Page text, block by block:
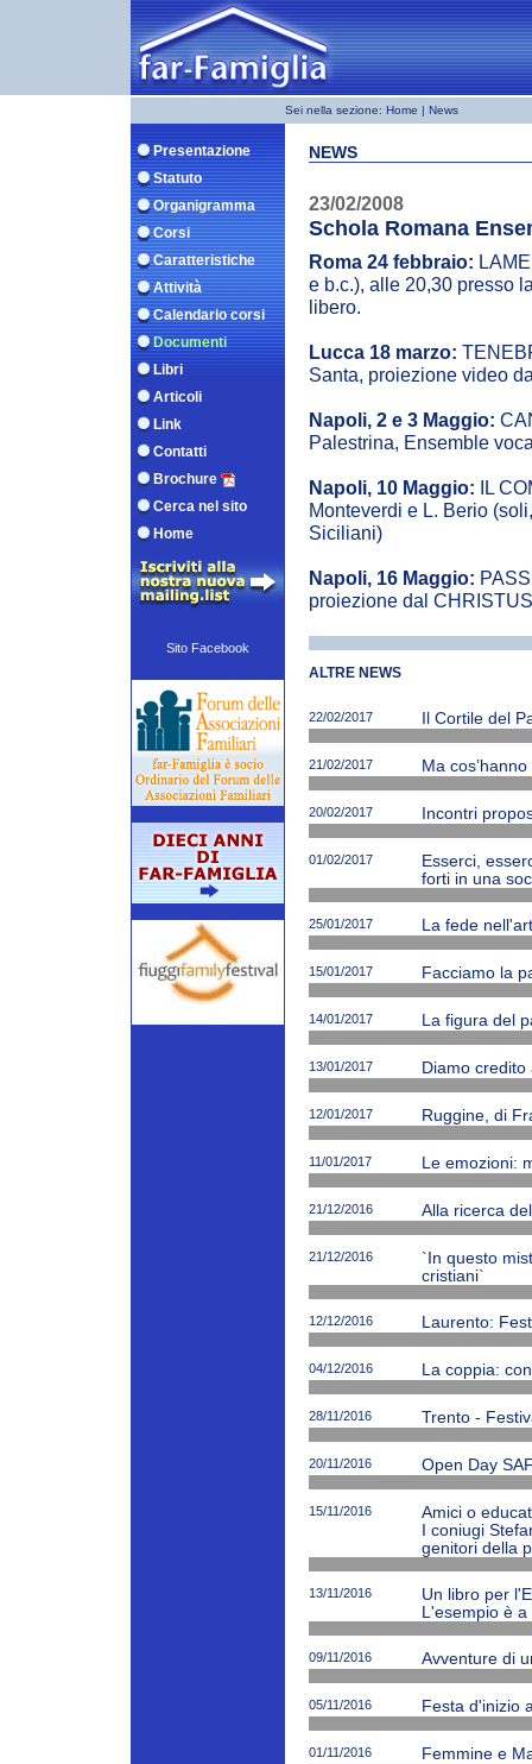
Sei nella sezione: Home | News
Presentazione
Statuto
Organigramma
Corsi
Caratteristiche
Attività
Calendario corsi
Documenti
Libri
Articoli
Link
Contatti
Brochure
Cerca nel sito
Home
Sito Facebook
NEWS
23/02/2008
Schola Romana
Roma 24 febbraio:
e b.c.), alle 20,30 presso
libero.
Lucca 18 marzo:
Santa, proiezione video
Napoli, 2 e 3 Maggio:
Palestrina, Ensemble
Napoli, 10 Maggio: IL
Monteverdi e L. Berio
Siciliani)
Napoli, 16 Maggio:
proiezione dal
ALTRE NEWS
22/02/2017 Il Cortile del
21/02/2017 Ma
20/02/2017 Incontri
01/02/2017
Esserci,
forti in una
25/01/2017 La fede
15/01/2017 Facciamo la
14/01/2017 La figura del
13/01/2017 Diamo
12/01/2017 Ruggine, di
11/01/2017 Le emozioni:
21/12/2016 Alla ricerca
21/12/2016
`In questo
cristiani`
12/12/2016 Laurento:
04/12/2016 La coppia:
28/11/2016 Trento -
20/11/2016 Open Day
15/11/2016
Amici o
I coniugi
genitori della
13/11/2016
Un libro per
L'esempio è a
09/11/2016 Avventure di
05/11/2016 Festa d'inizio
01/11/2016 Femmine e